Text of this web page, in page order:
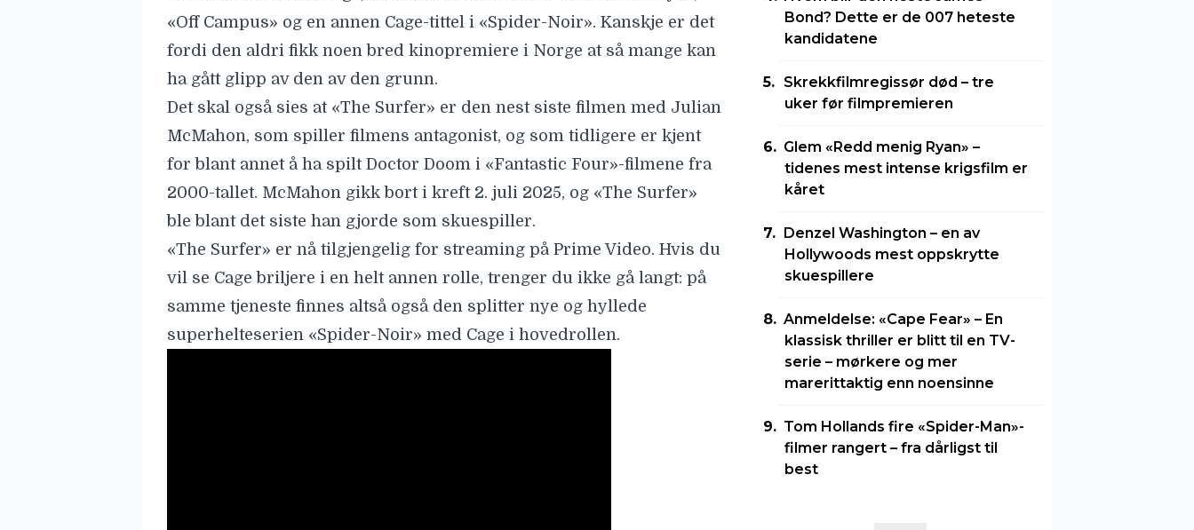
«Off Campus» og en annen Cage-tittel i «Spider-Noir». Kanskje er det
fordi den aldri fikk noen bred kinopremiere i Norge at så mange kan
ha gått glipp av den av den grunn.
Det skal også sies at «The Surfer» er den nest siste filmen med Julian
McMahon, som spiller filmens antagonist, og som tidligere er kjent
for blant annet å ha spilt Doctor Doom i «Fantastic Four»-filmene fra
2000-tallet. McMahon gikk bort i kreft 2. juli 2025, og «The Surfer»
ble blant det siste han gjorde som skuespiller.
«The Surfer» er nå tilgjengelig for streaming på Prime Video. Hvis du
vil se Cage briljere i en helt annen rolle, trenger du ikke gå langt: på
samme tjeneste finnes altså også den splitter nye og hyllede
superhelteserien «Spider-Noir» med Cage i hovedrollen.
Bond? Dette er de 007 heteste
kandidatene
Skrekkfilmregissør død – tre
uker før filmpremieren
Glem «Redd menig Ryan» –
tidenes mest intense krigsfilm er
kåret
Denzel Washington – en av
Hollywoods mest oppskrytte
skuespillere
Anmeldelse: «Cape Fear» – En
klassisk thriller er blitt til en TV-
serie – mørkere og mer
marerittaktig enn noensinne
Tom Hollands fire «Spider-Man»-
filmer rangert – fra dårligst til
best